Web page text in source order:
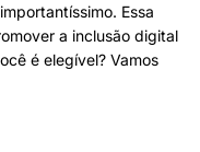
Essa
a inclusão digital
é elegível? Vamos